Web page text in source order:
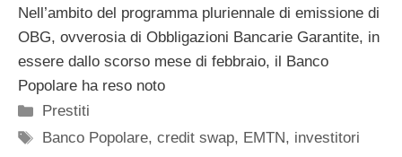
Nell’ambito del programma pluriennale di emissione di
OBG, ovverosia di Obbligazioni Bancarie Garantite, in
essere dallo scorso mese di febbraio, il Banco
Popolare ha reso noto
Categorie
Prestiti
Tag
Banco Popolare,credit swap, EMTN, investitori